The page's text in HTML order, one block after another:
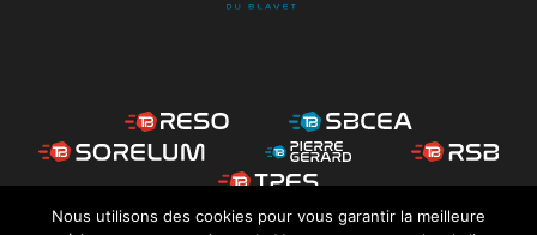
Nous utilisons des cookies pour vous garantir la meilleure